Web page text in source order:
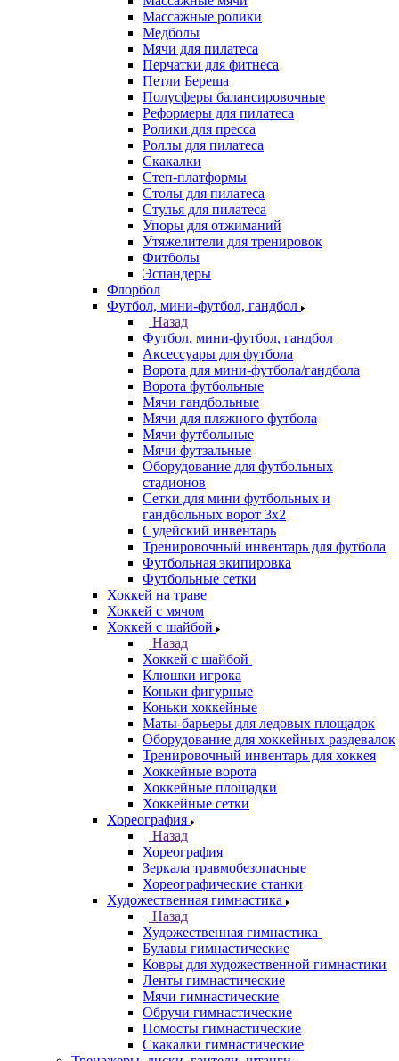
Массажные ролики
Медболы
Мячи для пилатеса
Перчатки для фитнеса
Петли Береша
Полусферы балансировочные
Реформеры для пилатеса
Ролики для пресса
Роллы для пилатеса
Скакалки
Степ-платформы
Столы для пилатеса
Стулья для пилатеса
Упоры для отжиманий
Утяжелители для тренировок
Фитболы
Эспандеры
Флорбол
Футбол, мини-футбол, гандбол
Назад
Футбол, мини-футбол, гандбол
Аксессуары для футбола
Ворота для мини-футбола/гандбола
Ворота футбольные
Мячи гандбольные
Мячи для пляжного футбола
Мячи футбольные
Мячи футзальные
Оборудование для футбольных
стадионов
Сетки для мини футбольных и
гандбольных ворот 3х2
Судейский инвентарь
Тренировочный инвентарь для футбола
Футбольная экипировка
Футбольные сетки
Хоккей на траве
Хоккей с мячом
Хоккей с шайбой
Назад
Хоккей с шайбой
Клюшки игрока
Коньки фигурные
Коньки хоккейные
Маты-барьеры для ледовых площадок
Оборудование для хоккейных раздевалок
Тренировочный инвентарь для хоккея
Хоккейные ворота
Хоккейные площадки
Хоккейные сетки
Хореография
Назад
Хореография
Зеркала травмобезопасные
Хореографические станки
Художественная гимнастика
Назад
Художественная гимнастика
Булавы гимнастические
Ковры для художественной гимнастики
Ленты гимнастические
Мячи гимнастические
Обручи гимнастические
Помосты гимнастические
Скакалки гимнастические